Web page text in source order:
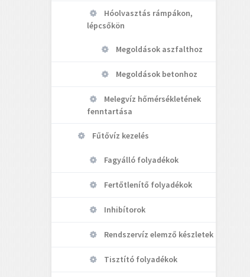
Hóolvasztás rámpákon,
lépcsőkön
Megoldások aszfalthoz
Megoldások betonhoz
Melegvíz hőmérsékletének
fenntartása
Fűtővíz kezelés
Fagyálló folyadékok
Fertőtlenítő folyadékok
Inhibítorok
Rendszervíz elemző készletek
Tisztító folyadékok